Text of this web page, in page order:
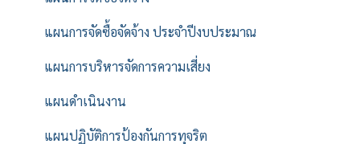
แผนการจัดซื้อจัดจ้าง ประจำปีงบประมาณ
แผนการบริหารจัดการความเสี่ยง
แผนดำเนินงาน
แผนปฏิบัติการป้องกันการทุจริต